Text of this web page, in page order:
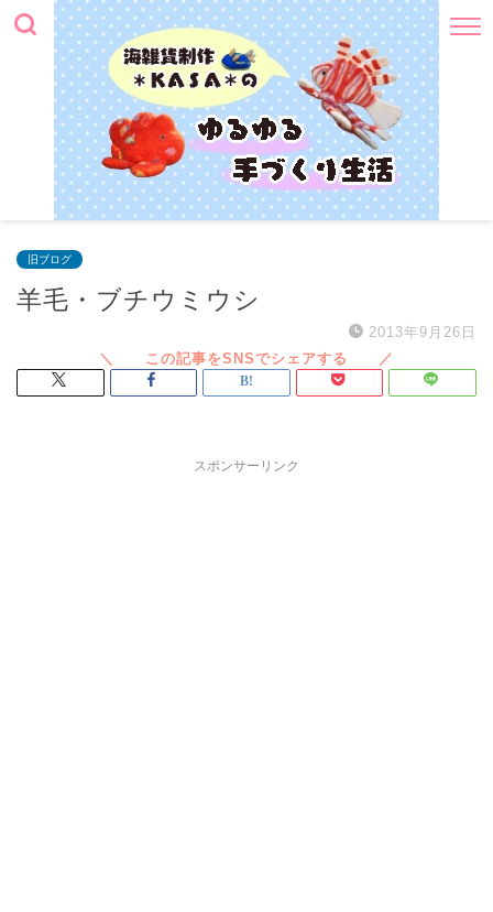
旧ブログ
羊毛・ブチウミウシ
2013年9月26日
スポンサーリンク